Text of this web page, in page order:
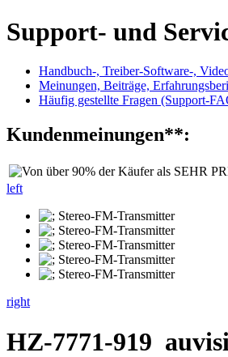
Support- und
Handbuch-, Treiber-Software-,
Meinungen, Beiträge,
Häufig gestellte Fragen (Support-
Kundenmeinungen**:
left
right
HZ-7771-919